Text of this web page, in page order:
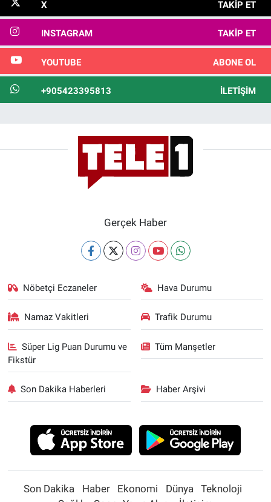
X TAKIP ET
INSTAGRAM TAKIP ET
YOUTUBE ABONE OL
+905423395813 İLETIŞIM
Gerçek Haber
Nöbetçi Eczaneler Hava Durumu
Namaz Vakitleri Trafik Durumu
Süper Lig Puan Durumu ve
Fikstür
Tüm Manşetler
Son Dakika Haberleri Haber Arşivi
Son Dakika Haber Ekonomi Dünya
Teknoloji